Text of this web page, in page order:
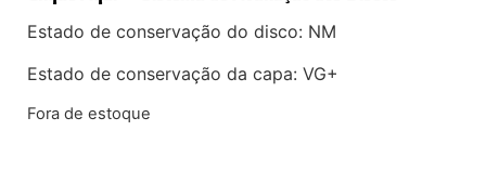
Estado de conservação do disco: NM
Estado de conservação da capa: VG+
Fora de estoque